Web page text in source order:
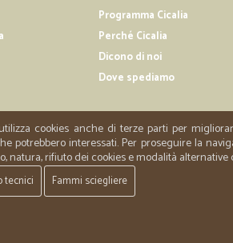
Programma Cicalia
Perché Cicalia
Dicono di noi
Dove spediamo
cookies anche di terze parti per
potrebbero interessati. Per proseguire la
natura, rifiuto dei cookies e modalità alternative
tecnici Fammi sciegliere